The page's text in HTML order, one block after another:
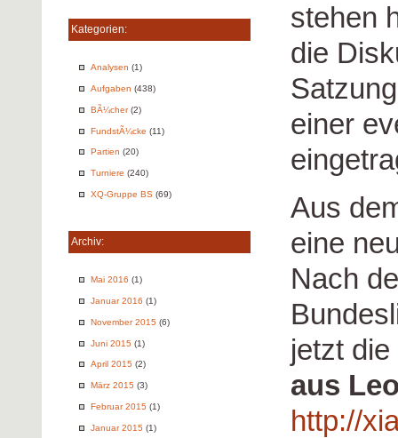
Kategorien:
Analysen (1)
Aufgaben (438)
BÃ¼cher(2)
FundstÃ¼cke (11)
Partien (20)
Turniere (240)
XQ-Gruppe BS (69)
Archiv:
Mai 2016 (1)
Januar 2016 (1)
November 2015 (6)
Juni 2015 (1)
April 2015 (2)
März 2015 (3)
Februar 2015 (1)
Januar 2015 (1)
stehen
die
einer
Aus
eine
Nach
jetzt die
aus
http://